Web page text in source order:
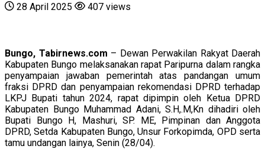
28 April 2025 407 views
Bungo, Tabirnews.com – Dewan Perwakilan Rakyat Daerah
Kabupaten Bungo melaksanakan rapat Paripurna dalam rangka
penyampaian jawaban pemerintah atas pandangan umum
fraksi DPRD dan penyampaian rekomendasi DPRD terhadap
LKPJ Bupati tahun 2024, rapat dipimpin oleh Ketua DPRD
Kabupaten Bungo Muhammad Adani, S.H,.M,Kn dihadiri oleh
Bupati Bungo H, Mashuri, SP. ME, Pimpinan dan Anggota
DPRD, Setda Kabupaten Bungo, Unsur Forkopimda, OPD serta
tamu undangan lainya, Senin (28/04).